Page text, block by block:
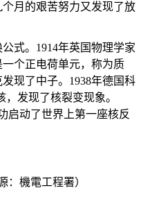
月的艰苦努力又发现了放
式。 1914年英国物理学家
个正电荷单元，称为质
现了中子。 1938年德国科
发现了核裂变现象。
启动了世界上第一座核反
：機電工程署）